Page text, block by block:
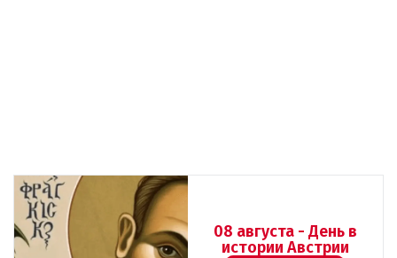
08 августа - День в
истории Австрии